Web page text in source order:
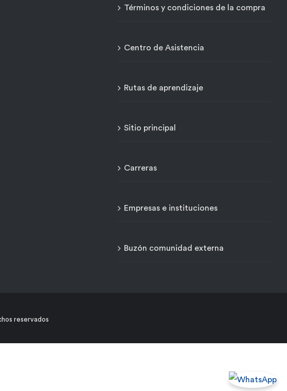
Términos y condiciones de la compra
Centro de Asistencia
Rutas de aprendizaje
Sitio principal
Carreras
Empresas e instituciones
Buzón comunidad externa
reservados